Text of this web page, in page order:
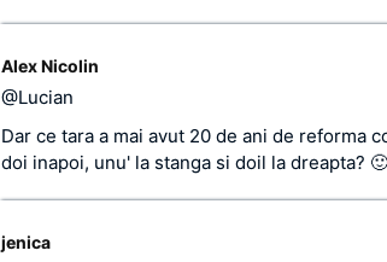
Alex Nicolin
@Lucian
Dar ce tara a mai avut 20 de ani de reforma
doi inapoi, unu' la stanga si doil la dreapta? 🙂
jenica